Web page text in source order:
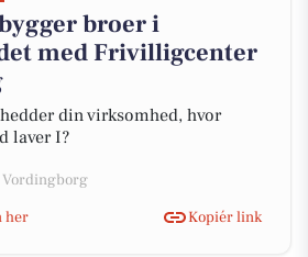
broer i
med Frivilligcenter
din virksomhed, hvor
laver I?
her
Kopiér link